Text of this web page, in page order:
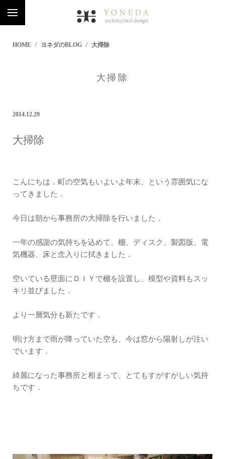
HOME ヨネダのBLOG 大掃除
大掃除
2014.12.29
大掃除
こんにちは．町の空気もいよいよ年末、という雰囲気にな
ってきました．
今日は朝から事務所の大掃除を行いました．
一年の感謝の気持ちを込めて、棚、ディスク、製図版、電
気機器、床と念入りに拭きました．
空いている壁面にＤＩＹで棚を設置し、模型や資料もスッ
キリ並びました．
より一層気分も新たです．
明け方まで雨が降っていた空も、今は窓から陽射しが注い
でいます．
綺麗になった事務所と相まって、とてもすがすがしい気持
ちです．